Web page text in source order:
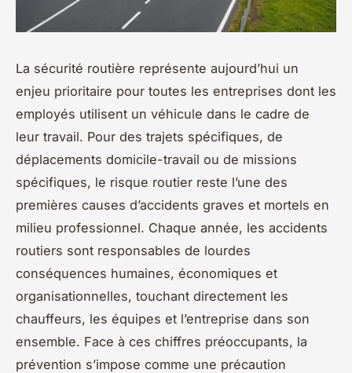
La sécurité routière représente aujourd’hui un
enjeu prioritaire pour toutes les entreprises dont les
employés utilisent un véhicule dans le cadre de
leur travail. Pour des trajets spécifiques, de
déplacements domicile-travail ou de missions
spécifiques, le risque routier reste l’une des
premières causes d’accidents graves et mortels en
milieu professionnel. Chaque année, les accidents
routiers sont responsables de lourdes
conséquences humaines, économiques et
organisationnelles, touchant directement les
chauffeurs, les équipes et l’entreprise dans son
ensemble. Face à ces chiffres préoccupants, la
prévention s’impose comme une précaution